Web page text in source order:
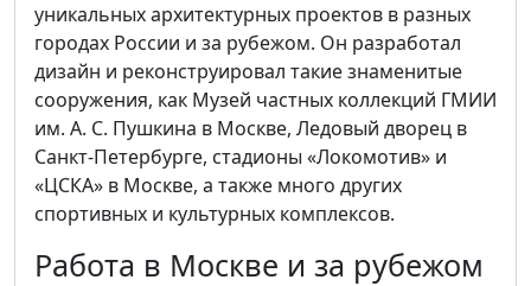
уникальных архитектурных проектов в разных
городах России и за рубежом. Он разработал
дизайн и реконструировал такие знаменитые
сооружения, как Музей частных коллекций ГМИИ
им. А. С. Пушкина в Москве, Ледовый дворец в
Санкт-Петербурге, стадионы «Локомотив» и
«ЦСКА» в Москве, а также много других
спортивных и культурных комплексов.
Работа в Москве и за рубежом